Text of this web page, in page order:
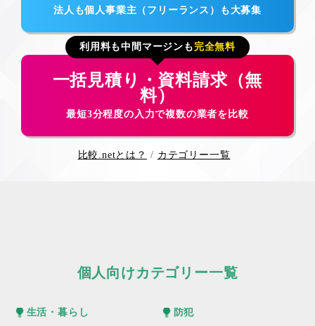
法人も個人事業主（フリーランス）も大募集
利用料も中間マージンも 完全無料
一括見積り・資料請求（無
料）
最短3分程度の入力で複数の業者を比較
比較.netとは？ カテゴリー一覧
個人向けカテゴリー一覧
生活・暮らし
防犯